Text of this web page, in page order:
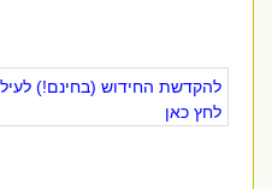
להקדשת החידוש (בחינם!)
לחץ כאן